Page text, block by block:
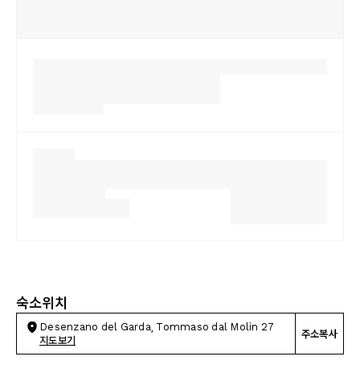
숙소위치
Desenzano del Garda, Tommaso dal Molin 27
지도보기
주소복사